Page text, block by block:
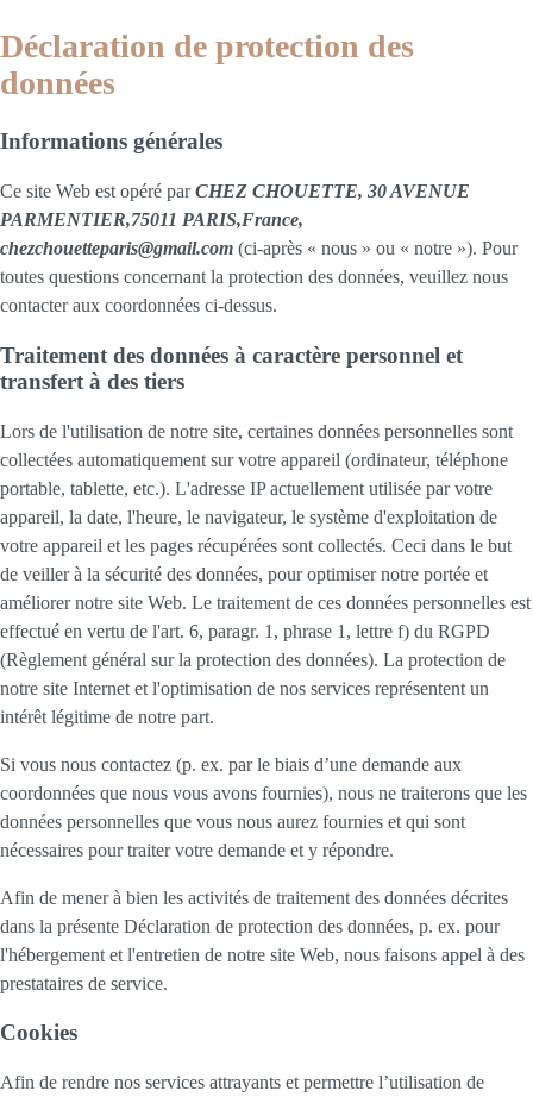
Déclaration de protection des
données
Informations générales
Ce site Web est opéré parCHEZ CHOUETTE, 30 AVENUE
PARMENTIER,75011 PARIS,France,
chezchouetteparis@gmail.com (ci-après « nous » ou « notre »). Pour
toutes questions concernant la protection des données, veuillez nous
contacter aux coordonnées ci-dessus.
Traitement des données à caractère personnel et
transfert à des tiers
Lors de l'utilisation de notre site, certaines données personnelles sont
collectées automatiquement sur votre appareil (ordinateur, téléphone
portable, tablette, etc.). L'adresse IP actuellement utilisée par votre
appareil, la date, l'heure, le navigateur, le système d'exploitation de
votre appareil et les pages récupérées sont collectés. Ceci dans le but
de veiller à la sécurité des données, pour optimiser notre portée et
améliorer notre site Web. Le traitement de ces données personnelles est
effectué en vertu de l'art. 6, paragr. 1, phrase 1, lettre f) du RGPD
(Règlement général sur la protection des données). La protection de
notre site Internet et l'optimisation de nos services représentent un
intérêt légitime de notre part.
Si vous nous contactez (p. ex. par le biais d’une demande aux
coordonnées que nous vous avons fournies), nous ne traiterons que les
données personnelles que vous nous aurez fournies et qui sont
nécessaires pour traiter votre demande et y répondre.
Afin de mener à bien les activités de traitement des données décrites
dans la présente Déclaration de protection des données, p. ex. pour
l'hébergement et l'entretien de notre site Web, nous faisons appel à des
prestataires de service.
Cookies
Afin de rendre nos services attrayants et permettre l’utilisation de